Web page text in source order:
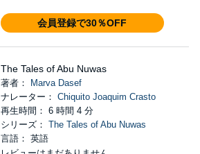
会員登録で30％OFF
The Tales of Abu Nuwas
著者：
Marva Dasef
ナレーター： Chiquito Joaquim Crasto
再生時間： 6 時間 4 分
シリーズ： The Tales of Abu Nuwas
言語： 英語